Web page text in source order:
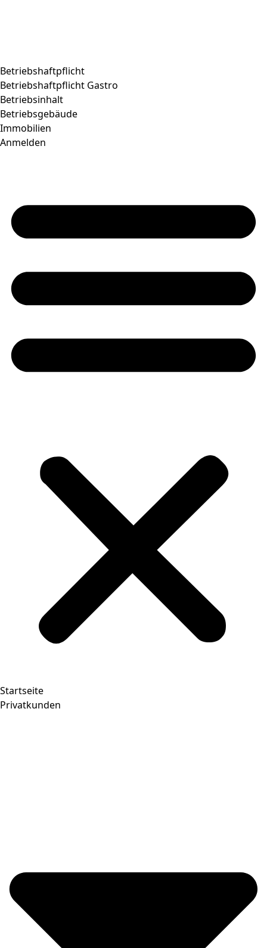
Betriebshaftpflicht
Betriebshaftpflicht Gastro
Betriebsinhalt
Betriebsgebäude
Immobilien
Anmelden
Startseite
Privatkunden